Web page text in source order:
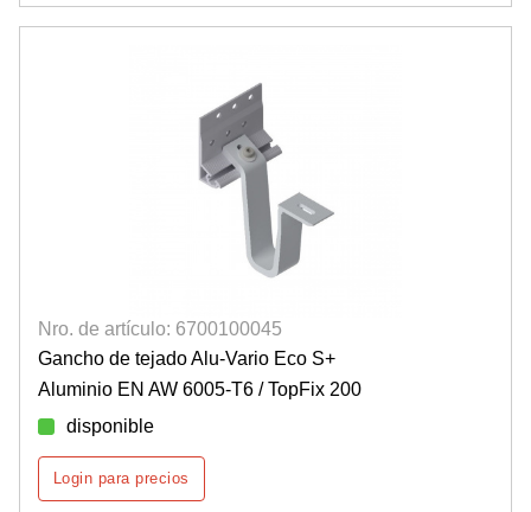
Nro. de artículo: 6700100045
Gancho de tejado Alu-Vario Eco S+
Aluminio EN AW 6005-T6 / TopFix 200
disponible
Login para precios